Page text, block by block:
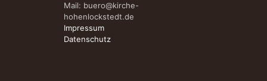
Mail: buero@kirche-
hohenlockstedt.de
Impressum
Datenschutz